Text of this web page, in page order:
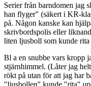
Serier från barndomen jag
han flyger" (säkert i KR-
på. Någon kanske kan
skrivbordspolis eller
liten ljusboll som kunde
Bl a en snubbe vars kropp
stjärnhimmel. (Låter jag
rökt på utan för att jag har
"ljusbollen" kunde "rita"